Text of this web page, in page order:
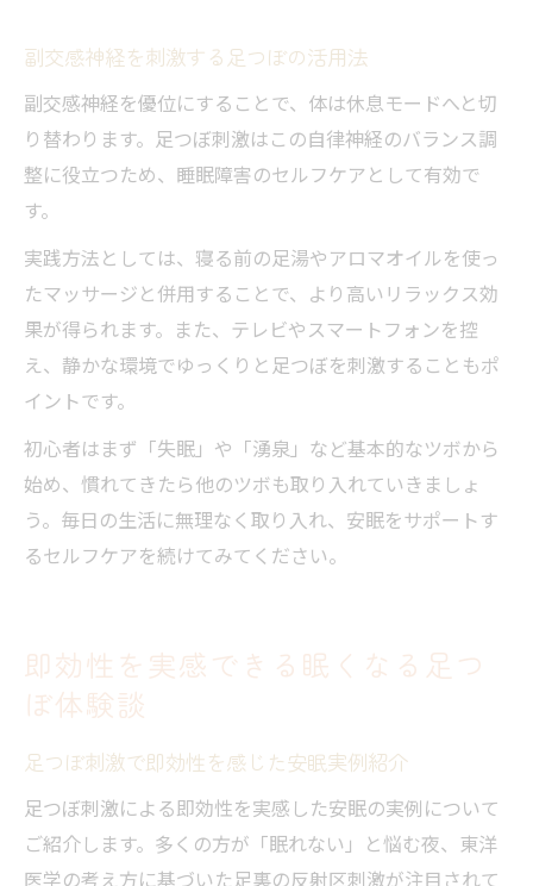
副交感神経を刺激する足つぼの活用法
副交感神経を優位にすることで、体は休息モードへと切
り替わります。足つぼ刺激はこの自律神経のバランス調
整に役立つため、睡眠障害のセルフケアとして有効で
す。
実践方法としては、寝る前の足湯やアロマオイルを使っ
たマッサージと併用することで、より高いリラックス効
果が得られます。また、テレビやスマートフォンを控
え、静かな環境でゆっくりと足つぼを刺激することもポ
イントです。
初心者はまず「失眠」や「湧泉」など基本的なツボから
始め、慣れてきたら他のツボも取り入れていきましょ
う。毎日の生活に無理なく取り入れ、安眠をサポートす
るセルフケアを続けてみてください。
即効性を実感できる眠くなる足つ
ぼ体験談
足つぼ刺激で即効性を感じた安眠実例紹介
足つぼ刺激による即効性を実感した安眠の実例について
ご紹介します。多くの方が「眠れない」と悩む夜、東洋
医学の考え方に基づいた足裏の反射区刺激が注目されて